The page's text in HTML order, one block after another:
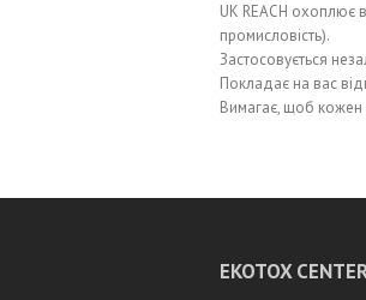
UK REACH охоплює
промисловість).
Застосовується
Покладає на вас
Вимагає, щоб кожен
EKOTOX